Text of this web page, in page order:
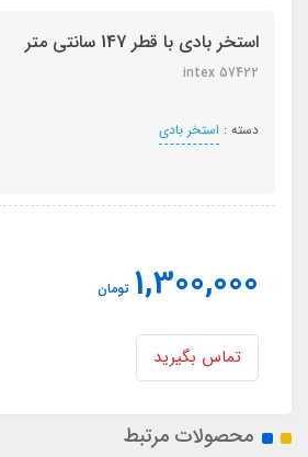
استخر بادی با قطر 147 سانتی متر
intex 57422
دسته : استخر بادی
1,300,000 تومان
تماس بگیرید
محصولات مرتبط